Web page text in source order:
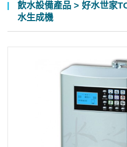
飲水設備產品 > 好水世家
水生成機